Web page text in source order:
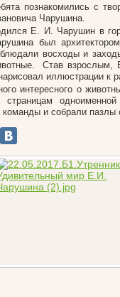
познакомились с
Чарушина.
Е. И. Чарушин в
был
восходы и
Став взрослым,
иллюстрации к
интересного о
страницам
команды и собрали пазлы